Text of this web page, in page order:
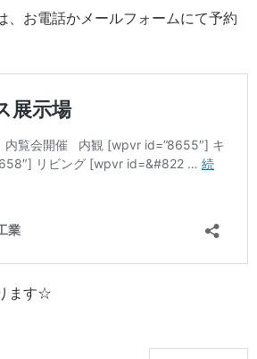
、お電話かメールフォームにて予約
ます☆